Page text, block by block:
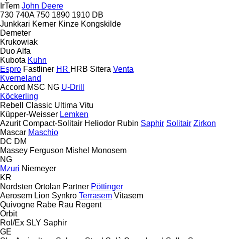
IrTem John Deere
730 740A 750 1890 1910 DB
Junkkari Kerner Kinze Kongskilde
Demeter
Krukowiak
Duo Alfa
Kubota Kuhn
Espro Fastliner HR HRB Sitera Venta
Kverneland
Accord MSC NG U-Drill
Köckerling
Rebell Classic Ultima Vitu
Küpper-Weisser Lemken
Azurit Compact-Solitair Heliodor Rubin Saphir Solitair Zirkon
Mascar Maschio
DC DM
Massey Ferguson Mishel Monosem
NG
Mzuri Niemeyer
KR
Nordsten Ortolan Partner Pöttinger
Aerosem Lion Synkro Terrasem Vitasem
Quivogne Rabe Rau Regent
Orbit
Rol/Ex SLY Saphir
GE